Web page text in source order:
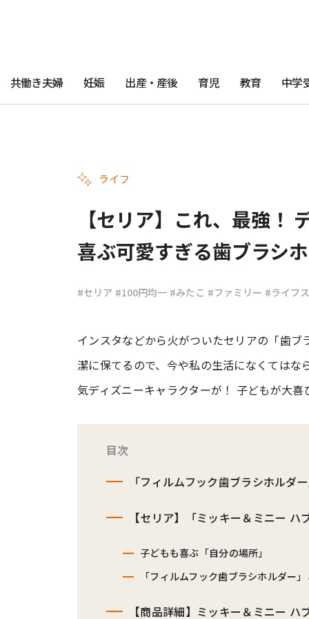
共働き夫婦 妊娠 出産・産後 育児 教育 中学
ライフ
【セリア】これ、最強！
喜ぶ可愛すぎる歯ブラシ
#セリア #100円均一 #みたこ #ファミリー #ライフ
インスタなどから火がついたセリアの「歯
潔に保てるので、今や私の生活になくては
気ディズニーキャラクターが！ 子どもが大
目次
「フィルムフック歯ブラシホル
【セリア】「ミッキー＆ミニー
子どもも喜ぶ「自分の場所」
「フィルムフック歯ブラシホルダー
【商品詳細】ミッキー＆ミニー